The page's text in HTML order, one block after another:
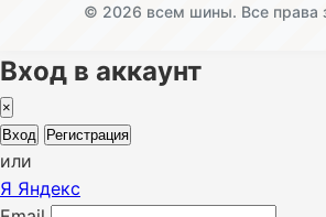
© 2026 всем шины. Все права
Вход в аккаунт
×
Вход
Регистрация
или
Я Яндекс